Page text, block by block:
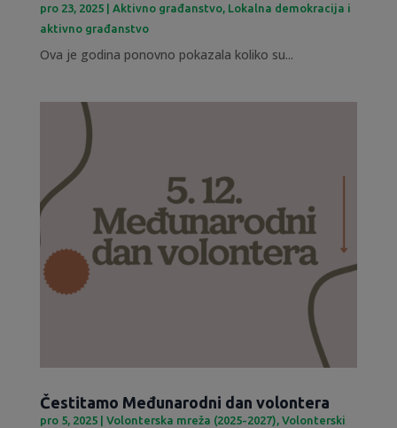
pro 23, 2025| Aktivno građanstvo, Lokalna demokracija i
aktivno građanstvo
Ova je godina ponovno pokazala koliko su...
Čestitamo Međunarodni dan volontera
pro 5, 2025| Volonterska mreža (2025-2027), Volonterski